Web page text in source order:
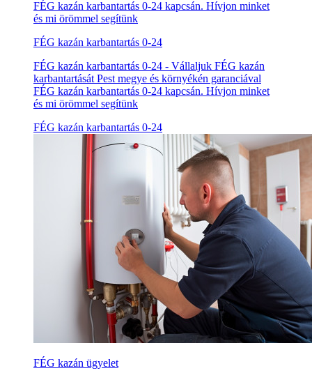
FÉG kazán karbantartás 0-24 kapcsán. Hívjon minket
és mi örömmel segítünk
FÉG kazán karbantartás 0-24
FÉG kazán karbantartás 0-24 - Vállaljuk FÉG kazán
karbantartását Pest megye és környékén garanciával
FÉG kazán karbantartás 0-24 kapcsán. Hívjon minket
és mi örömmel segítünk
FÉG kazán karbantartás 0-24
FÉG kazán ügyelet